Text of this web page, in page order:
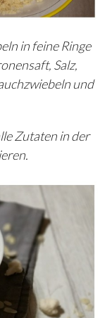
in feine Ringe
Salz,
und
Zutaten in der